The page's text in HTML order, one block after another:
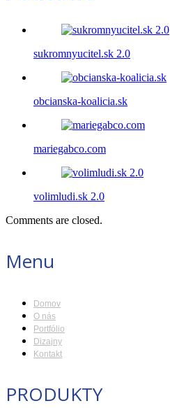
sukromnyucitel.sk 2.0
obcianska-koalicia.sk
mariegabco.com
volimludi.sk 2.0
Comments are closed.
Menu
Domov
O nás
Portfólio
Dizajny
Kontakt
PRODUKTY